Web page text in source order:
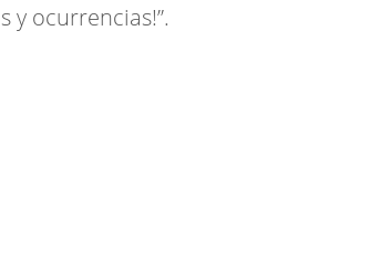
y ocurrencias!”.